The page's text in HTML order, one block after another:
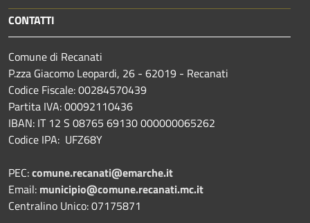
CONTATTI
Comune di Recanati
P.zza Giacomo Leopardi, 26 - 62019 - Recanati
Codice Fiscale: 00284570439
Partita IVA: 00092110436
IBAN: IT 12 S 08765 69130 000000065262
Codice IPA: UFZ68Y
PEC:comune.recanati@emarche.it
Email: municipio@comune.recanati.mc.it
Centralino Unico: 07175871